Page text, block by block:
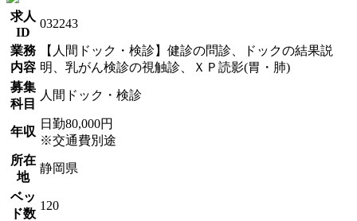
求人
ID
032243
業務
内容
【人間ドック・検診】健診の問診、ドックの結果説
明、乳がん検診の視触診、ＸＰ読影(胃・肺)
募集
科目
人間ドック・検診
年収
日勤80,000円
※交通費別途
所在
地
静岡県
ベッ
ド数
120